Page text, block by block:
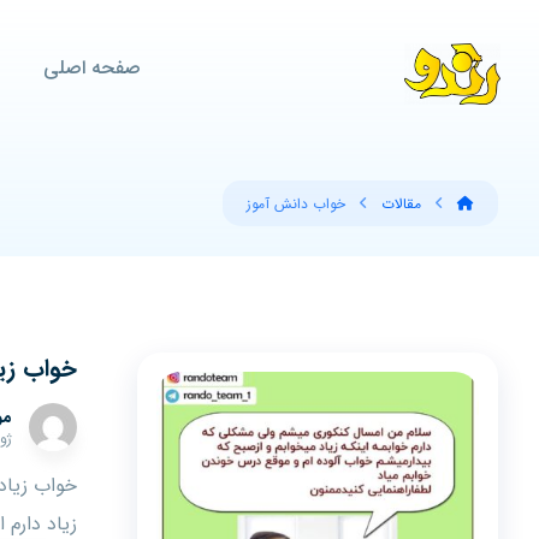
صفحه اصلی
مقالات خواب دانش آموز
خواب
خواب
زیاد